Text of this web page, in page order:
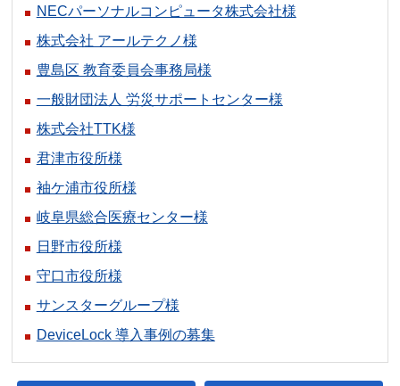
NECパーソナルコンピュータ株式会社様
株式会社 アールテクノ様
豊島区 教育委員会事務局様
一般財団法人 労災サポートセンター様
株式会社TTK様
君津市役所様
袖ケ浦市役所様
岐阜県総合医療センター様
日野市役所様
守口市役所様
サンスターグループ様
DeviceLock 導入事例の募集